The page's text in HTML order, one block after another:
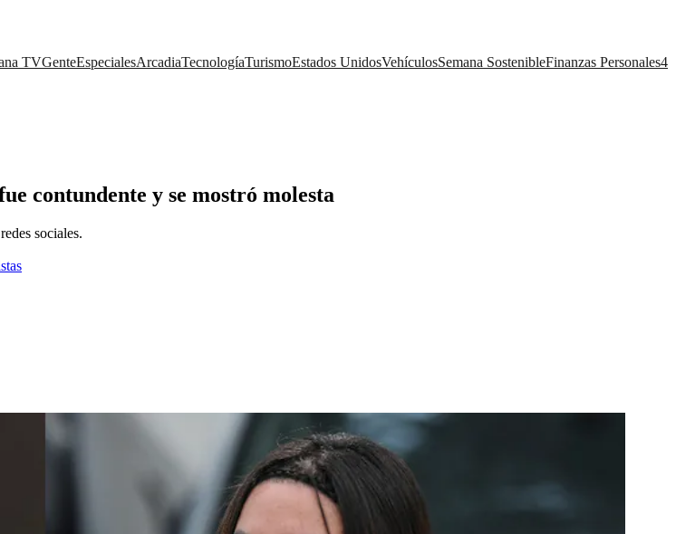
TVGenteEspecialesArcadiaTecnologíaTurismoEstados UnidosVehículosSemana SostenibleFinanzas Personales4
contundente y se mostró molesta
sociales.